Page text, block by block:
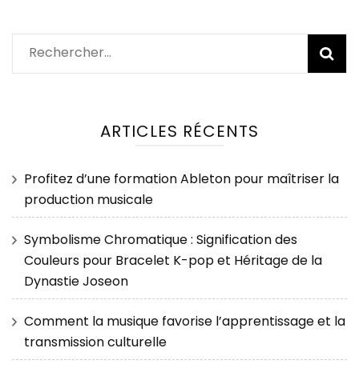
Rechercher :
ARTICLES RÉCENTS
Profitez d’une formation Ableton pour maîtriser la
production musicale
Symbolisme Chromatique : Signification des
Couleurs pour Bracelet K-pop et Héritage de la
Dynastie Joseon
Comment la musique favorise l’apprentissage et la
transmission culturelle